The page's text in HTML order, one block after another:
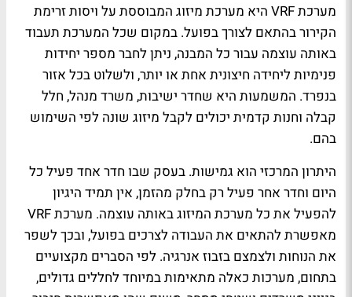
מערכת VRF היא מערכת מיזוג המבוססת על ויסות זרימת
הקירור בהתאם לצורך בפועל. במקום שכל המערכת תעבוד
באותה עוצמה עבור כל המבנה, ניתן לחבר מספר יחידות
פנימיות ליחידה חיצונית אחת או יותר, ולשלוט בכל אזור
בנפרד. המשמעות היא שחדר ישיבות, משרד מנהל, חלל
קבלה וחנות קדמית יכולים לקבל מיזוג שונה לפי השימוש
בהם.
היתרון המרכזי הוא גמישות. בעסק שבו חדר אחד פעיל כל
היום וחדר אחר פעיל רק בחלק מהזמן, אין תמיד היגיון
להפעיל את כל מערכת המיזוג באותה עוצמה. מערכת VRF
מאפשרת להתאים את העבודה לצרכים בפועל, ובכך לשפר
את הנוחות ולצמצם בזבוז אנרגיה. לפי הסברים מקצועיים
בתחום, מערכות כאלה מתאימות במיוחד לחללים גדולים,